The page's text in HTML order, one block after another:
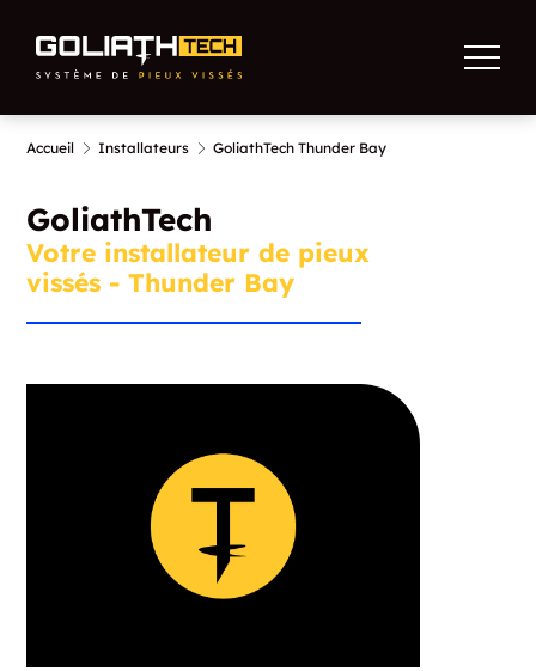
Accueil Installateurs GoliathTech Thunder Bay
GoliathTech
Votre installateur de pieux
vissés - Thunder Bay